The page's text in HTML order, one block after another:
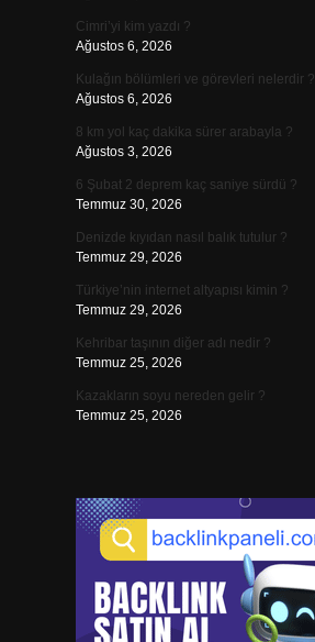
Cimri’yi kim yazdı ?
Ağustos 6, 2026
Kulağın bölümleri ve görevleri nelerdir ?
Ağustos 6, 2026
8 km yol kaç dakika sürer arabayla ?
Ağustos 3, 2026
6 Şubat 2 deprem kaç saniye sürdü ?
Temmuz 30, 2026
Denizde kıyıdan nasıl balık tutulur ?
Temmuz 29, 2026
Türkiye’nin internet altyapısı kimin ?
Temmuz 29, 2026
Kehribar taşının diğer adı nedir ?
Temmuz 25, 2026
Kazakların soyu nereden gelir ?
Temmuz 25, 2026